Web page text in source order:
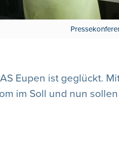
Eupen ist geglückt.
im Soll und nun